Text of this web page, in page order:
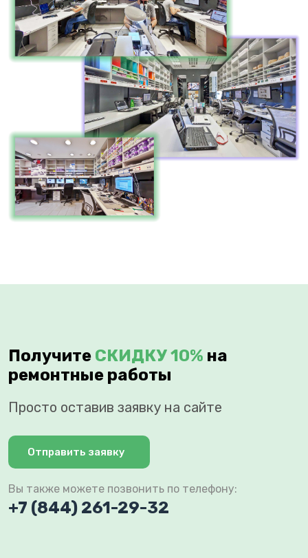
Получите СКИДКУ 10% на
ремонтные работы
Просто оставив заявку на сайте
Отправить заявку
Вы также можете позвонить по телефону:
+7 (844) 261-29-32